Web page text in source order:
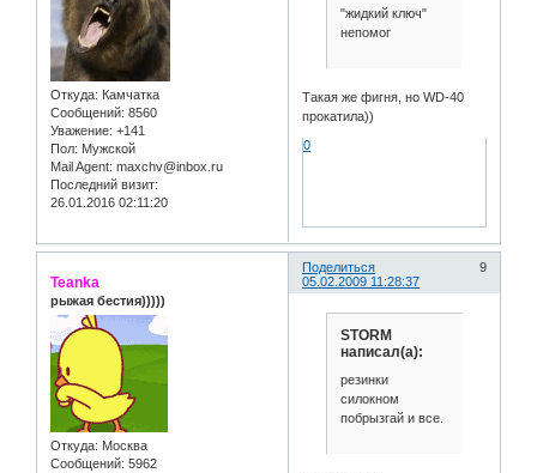
Откуда: Камчатка
Сообщений: 8560
Уважение: +141
Пол: Мужской
Mail Agent: maxchv@inbox.ru
Последний визит:
26.01.2016 02:11:20
"жидкий ключ"
непомог
Такая же фигня, но WD-40
прокатила))
0
Поделиться
9
05.02.2009 11:28:37
Teanka
рыжая бестия)))))
Откуда: Москва
Сообщений: 5962
STORM
написал(а):
резинки
силокном
побрызгай и все.